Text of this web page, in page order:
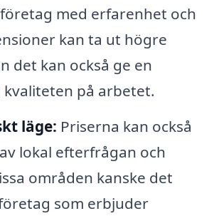
med erfarenhet och
kan ta ut högre
det kan också ge en
på arbetet.
läge: Priserna kan också
lokal efterfrågan och
områden kanske det
som erbjuder